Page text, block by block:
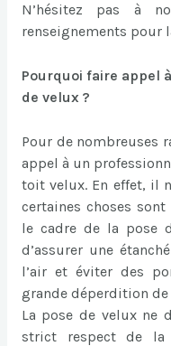
N’hésitez pas à
renseignements pour
Pourquoi faire appel
de velux ?
Pour de nombreuses
appel à un
toit velux. En effet, il
certaines choses
le cadre de la pose
d’assurer une
l’air et éviter des
grande déperdition de
La pose de velux ne
strict respect de la